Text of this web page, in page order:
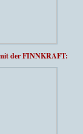
der FINNKRAFT: